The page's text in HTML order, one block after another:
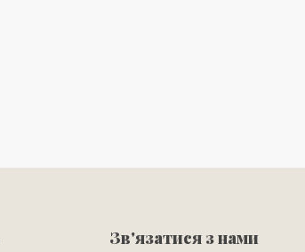
Зв'язатися з нами